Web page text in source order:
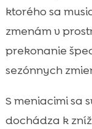
ktorého sa
zmenám v
prekonanie
sezónnych
S meniacimi sa
dochádza k